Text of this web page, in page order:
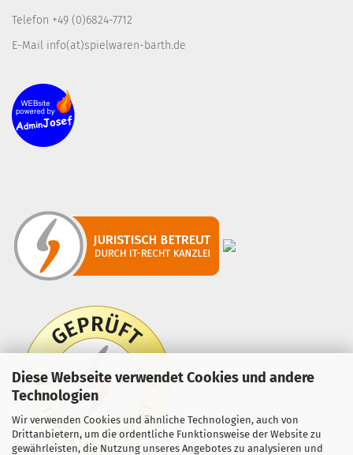
Diese Webseite verwendet Cookies und andere
Technologien
Wir verwenden Cookies und ähnliche Technologien, auch von
Drittanbietern, um die ordentliche Funktionsweise der Website zu
gewährleisten, die Nutzung unseres Angebotes zu analysieren und
Telefon +49 (0)6824-7712
E-Mail info(at)spielwaren-barth.de